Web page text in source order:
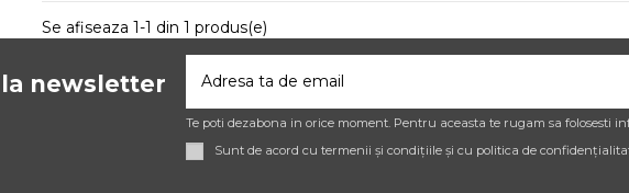
Se afiseaza 1-1 din 1 produs(e)
newsletter
Te poti dezabona in orice moment. Pentru aceasta te rugam sa folosesti
Sunt de acord cu termenii și condițiile și cu politica de